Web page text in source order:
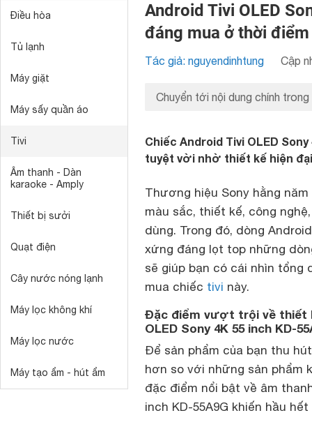
Điều hòa
Tủ lạnh
Máy giặt
Máy sấy quần áo
Tivi
Âm thanh - Dàn
karaoke - Amply
Thiết bị sưởi
Quạt điện
Cây nước nóng lạnh
Máy lọc không khí
Máy lọc nước
Máy tạo ẩm - hút ẩm
Android Tivi OLED
đáng mua ở thời
Tác giả: nguyendinhtung Cập
Chuyển tới nội dung chính trong
Chiếc Android Tivi OLED
tuyệt vời nhờ thiết kế hiện
Thương hiệu Sony hằng
màu sắc, thiết kế, công
dùng. Trong đó, dòng
xứng đáng lọt top những
sẽ giúp bạn có cái nhìn tổng
mua chiếc tivi này.
Đặc điểm vượt trội về thiết
OLED Sony 4K 55 inch KD-
Để sản phẩm của bạn thu
hơn so với những sản phẩm
đặc điểm nổi bật về âm
inch KD-55A9G khiến hầu